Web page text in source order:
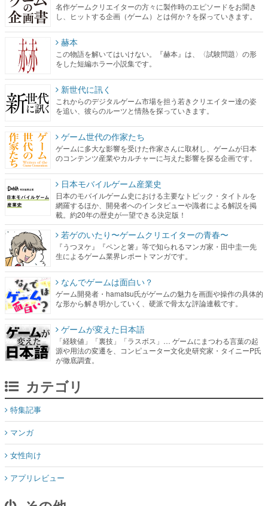
名作ゲームクリエイターの方々に製作時のエピソードをお聞き
し、ヒットする企画（ゲーム）とは何か？を探っていきます。
赫本
この物語を解いてはいけない。『赫本』は、〈試験問題〉の形
をした短編ホラー小説集です。
新世代に訊く
これからのデジタルゲーム市場を担う若きクリエイター達の姿
を追い、彼らのルーツと情熱を探っていきます。
ゲーム世代の作家たち
ゲームに多大な影響を受けた作家さんに取材し、ゲームが日本
のコンテンツ産業やカルチャーに与えた影響を探る企画です。
日本モバイルゲーム産業史
日本のモバイルゲーム史における主要なトピック・タイトルを
網羅するほか、開発者へのインタビューや識者による解説を掲
載。約20年の歴史が一望できる決定版！
若ゲのいたり〜ゲームクリエイターの青春〜
『うつヌケ』『ペンと箸』等で知られるマンガ家・田中圭一先
生によるゲーム業界レポートマンガです。
なんでゲームは面白い？
ゲーム開発者・hamatsu氏がゲームの魅力を画面や操作の具体的
な形から解き明かしていく、硬派で骨太な評論連載です。
ゲームが変えた日本語
「経験値」「裏技」「ラスボス」… ゲームにまつわる言葉の起
源や用法の変遷を、コンピューター文化史研究家・タイニーP氏
が徹底調査。
カテゴリ
特集記事
マンガ
女性向け
アプリレビュー